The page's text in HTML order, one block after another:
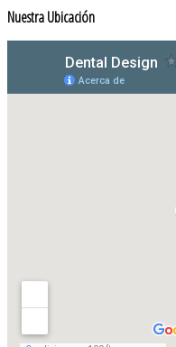
Nuestra Ubicación